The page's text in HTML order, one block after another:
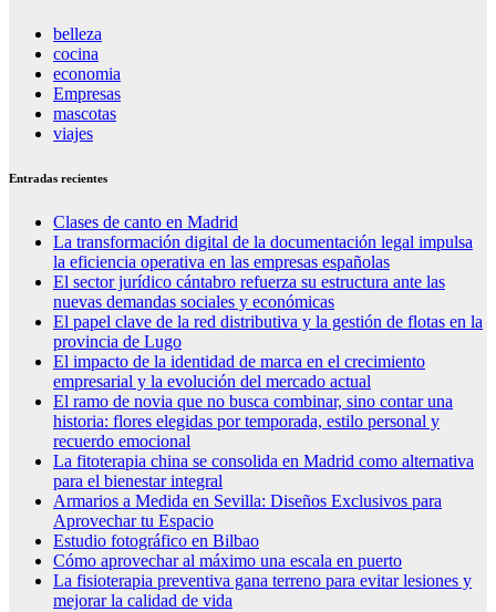
belleza
cocina
economia
Empresas
mascotas
viajes
Entradas recientes
Clases de canto en Madrid
La transformación digital de la documentación legal impulsa
la eficiencia operativa en las empresas españolas
El sector jurídico cántabro refuerza su estructura ante las
nuevas demandas sociales y económicas
El papel clave de la red distributiva y la gestión de flotas en la
provincia de Lugo
El impacto de la identidad de marca en el crecimiento
empresarial y la evolución del mercado actual
El ramo de novia que no busca combinar, sino contar una
historia: flores elegidas por temporada, estilo personal y
recuerdo emocional
La fitoterapia china se consolida en Madrid como alternativa
para el bienestar integral
Armarios a Medida en Sevilla: Diseños Exclusivos para
Aprovechar tu Espacio
Estudio fotográfico en Bilbao
Cómo aprovechar al máximo una escala en puerto
La fisioterapia preventiva gana terreno para evitar lesiones y
mejorar la calidad de vida